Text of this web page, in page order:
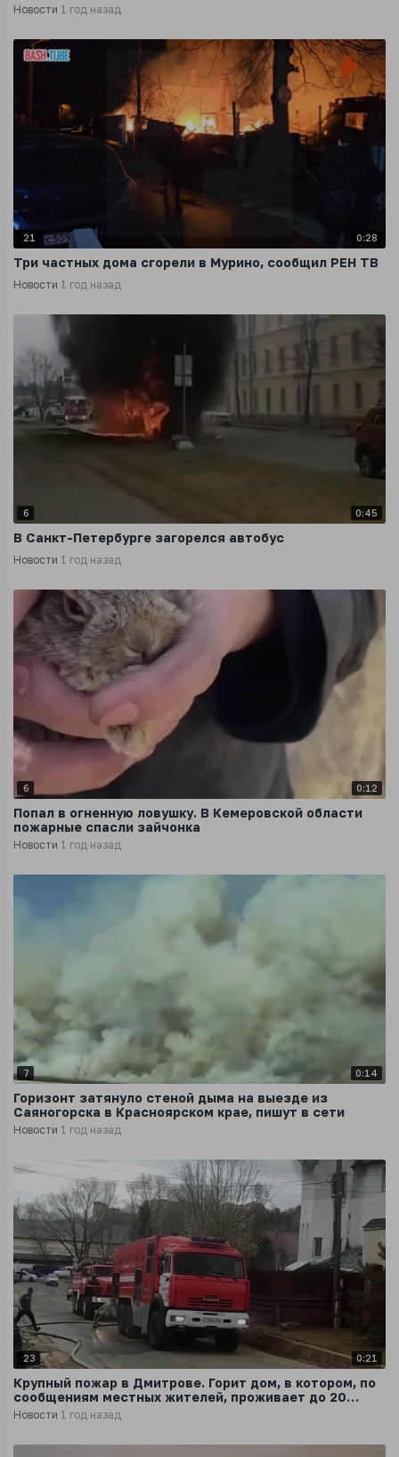
Новости 1 год назад
21 0:28
Три частных дома сгорели в Мурино, сообщил РЕН ТВ
Новости 1 год назад
6 0:45
В Санкт-Петербурге загорелся автобус
Новости 1 год назад
6 0:12
Попал в огненную ловушку. В Кемеровской области
пожарные спасли зайчонка
Новости 1 год назад
7 0:14
Горизонт затянуло стеной дыма на выезде из
Саяногорска в Красноярском крае, пишут в сети
Новости 1 год назад
23 0:21
Крупный пожар в Дмитрове. Горит дом, в котором, по
сообщениям местных жителей, проживает до 20
человек
Новости 1 год назад